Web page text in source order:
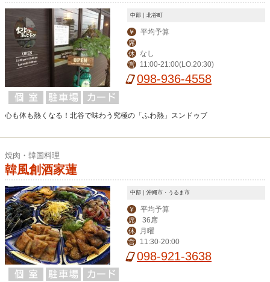
中部｜北谷町
￥ 平均予算
席
休
なし
営 11:00-21:00(LO.20:30)
098-936-4558
心も体も熱くなる！北谷で味わう究極の「ふわ熱」スンドゥブ
焼肉・韓国料理
韓風創酒家蓮
中部｜沖縄市・うるま市
￥ 平均予算
席 36席
休 月曜
営 11:30-20:00
098-921-3638